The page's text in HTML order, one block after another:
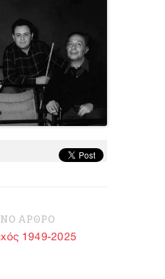
ΑΡΘΡΟ
1949-2025